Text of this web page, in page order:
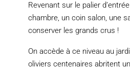
Revenant sur le palier
chambre, un coin salon, une
conserver les grands crus !
On accède à ce niveau au
oliviers centenaires abritent